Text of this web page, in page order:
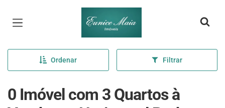
Página inicial
Ordenar Filtrar
0 Imóvel com 3 Quartos à